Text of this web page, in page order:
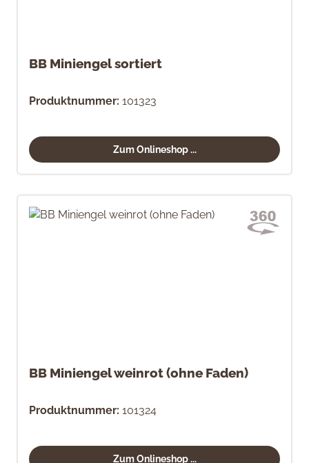
BB Miniengel sortiert
Produktnummer: 101323
Zum Onlineshop ...
BB Miniengel weinrot (ohne Faden)
Produktnummer: 101324
Zum Onlineshop ...